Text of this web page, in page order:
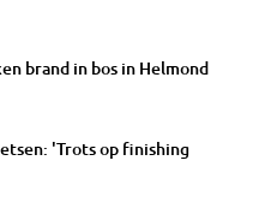
brand in bos in Helmond
'Trots op finishing